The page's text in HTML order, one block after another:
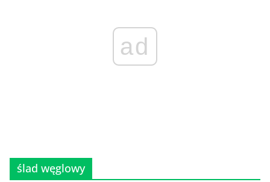
ad
ślad węglowy